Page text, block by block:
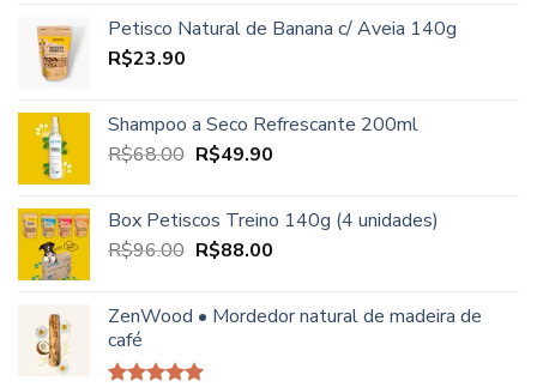
era:
é:
Petisco Natural de Banana c/ Aveia 140g
R$23.90
Shampoo a Seco Refrescante 200ml
R$68.00 O
era:
R$68.00.
R$49.90O
é:
R$49.90.
Box Petiscos Treino 140g (4 unidades)
R$96.00 O
era:
R$88.00O
é:
ZenWood • Mordedor natural de madeira de
café